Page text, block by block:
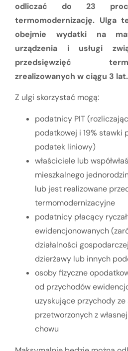
odliczać do 23
termomodernizację. Ulga
obejmie wydatki na
urządzenia i usługi
przedsięwzięć
zrealizowanych w ciągu 3 lat.
Z ulgi skorzystać mogą:
podatnicy PIT
podatkowej i 19% stawki
podatek liniowy)
właściciele lub
mieszkalnego
lub jest realizowane
termomodernizacyjne
podatnicy płacący
ewidencjonowanych
działalności
dzierżawy lub innych
osoby fizyczne
od przychodów
uzyskujące przychody
przetworzonych z
chowu